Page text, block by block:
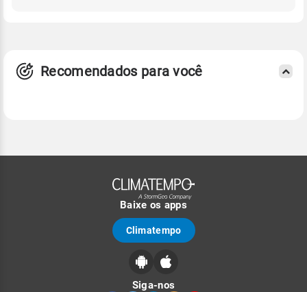
Recomendados para você
Baixe os apps
Climatempo
Siga-nos